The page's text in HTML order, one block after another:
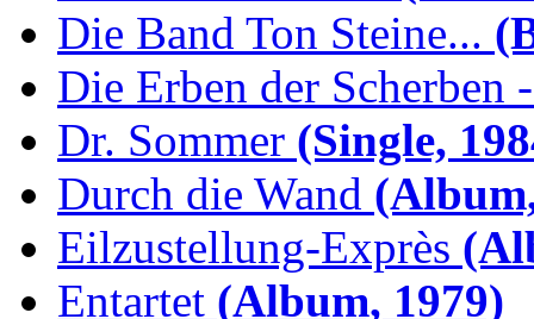
Die Band Ton Steine...
Die Erben der Scherben
Dr. Sommer (Single,
Durch die Wand
Eilzustellung-Exprès
Entartet (Album, 1979)